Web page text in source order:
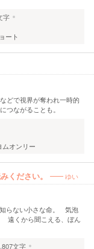
字
ート
どで視界が奪われ一時的
つながることも。
ムオンリー
ください。 ゆい
らない小さな命。 気泡
遠くから聞こえる、ぼん
文字